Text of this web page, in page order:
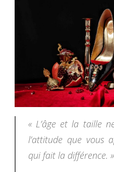
« L’âge et la taille
l’attitude que vous
qui fait la différence. »